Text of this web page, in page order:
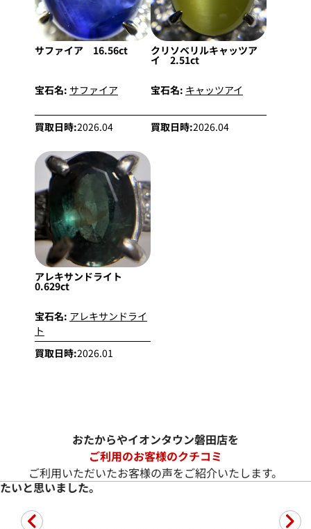
サファイア 16.56ct
宝石名: サファイア
買取日時:2026.04
クリソベリルキャッツア
イ 2.51ct
宝石名: キャッツアイ
買取日時:2026.04
アレキサンドライト
0.629ct
宝石名: アレキサンドライ
ト
買取日時:2026.01
おたからやイオンタウン磐田店を
ご利用のお客様のクチコミ
ご利用いただいたお客様の声をご紹介いたします。
また何かあったらここにきたいと思います高価買